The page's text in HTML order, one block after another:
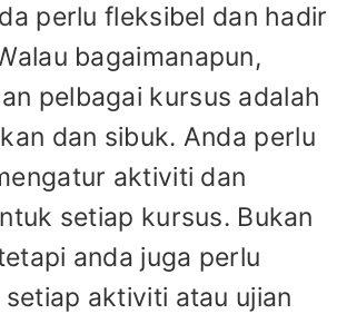
perlu fleksibel dan hadir
bagaimanapun,
pelbagai kursus adalah
dan sibuk. Anda perlu
aktiviti dan
setiap kursus. Bukan
anda juga perlu
aktiviti atau ujian